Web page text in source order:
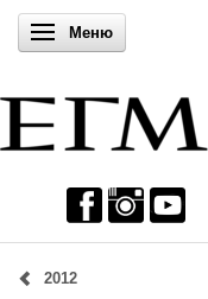
Включи навигацията
Меню
2012